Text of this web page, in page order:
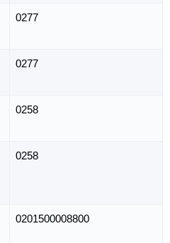
0277
0277
0258
0258
0201500008800